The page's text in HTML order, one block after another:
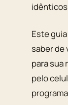
Este
saber de
para sua
pelo